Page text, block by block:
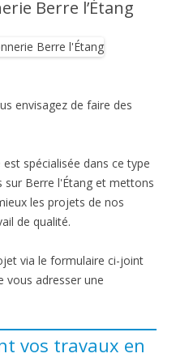
Berre l’Étang
envisagez de faire des
spécialisée dans ce type
sur Berre l'Étang et mettons
les projets de nos
de qualité.
via le formulaire ci-joint
vous adresser une
vos travaux en